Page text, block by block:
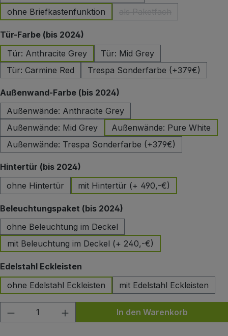
ohne Briefkastenfunktion
Tür-Farbe (bis 2024)
Tür: Anthracite Grey
Tür: Mid Grey
Tür: Carmine Red
Trespa Sonderfarbe (+379€)
Außenwand-Farbe (bis 2024)
Außenwände: Anthracite Grey
Außenwände: Mid Grey
Außenwände: Pure White
Außenwände: Trespa Sonderfarbe (+379€)
Hintertür (bis 2024)
ohne Hintertür
mit Hintertür (+ 490,-€)
Beleuchtungspaket (bis 2024)
ohne Beleuchtung im Deckel
mit Beleuchtung im Deckel (+ 240,-€)
Edelstahl Eckleisten
ohne Edelstahl Eckleisten
mit Edelstahl Eckleisten
Produkt Anzahl: Gib den gewünschten
In den Warenkorb